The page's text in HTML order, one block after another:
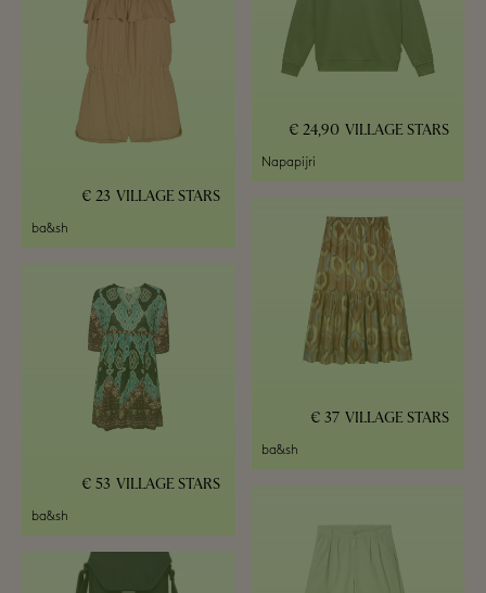
VILLAGE STARS
24,90 €
Napapijri
VILLAGE STARS
23 €
ba&sh
VILLAGE STARS
37 €
ba&sh
VILLAGE STARS
53 €
ba&sh